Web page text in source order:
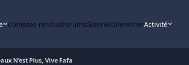
Comptes-rendusForumsGalerieCalendrierActivité
N'est Plus, Vive Fafa